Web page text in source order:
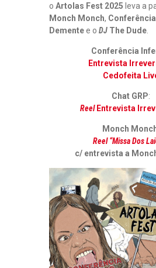
o Artolas Fest 2025 leva a
Monch Monch,
Dementee o DJ The Dude
Conferência
Entrevista
Cedofeita
Chat GRP:
Reel Entrevista
Monch
Reel “Missa Dos
c/ entrevista a